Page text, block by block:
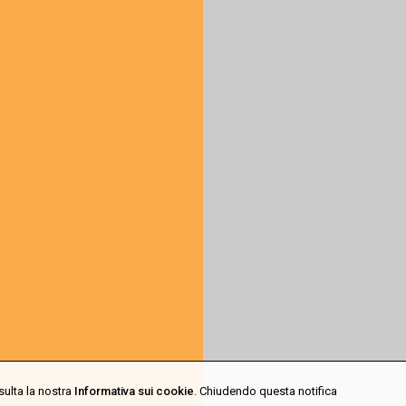
la nostra Informativa sui cookie. Chiudendo questa notifica